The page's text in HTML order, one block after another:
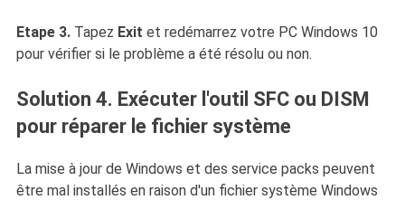
Etape 3. Tapez Exit et redémarrez votre PC Windows 10
pour vérifier si le problème a été résolu ou non.
Solution 4. Exécuter l'outil SFC ou DISM
pour réparer le fichier système
La mise à jour de Windows et des service packs peuvent
être mal installés en raison d'un fichier système Windows